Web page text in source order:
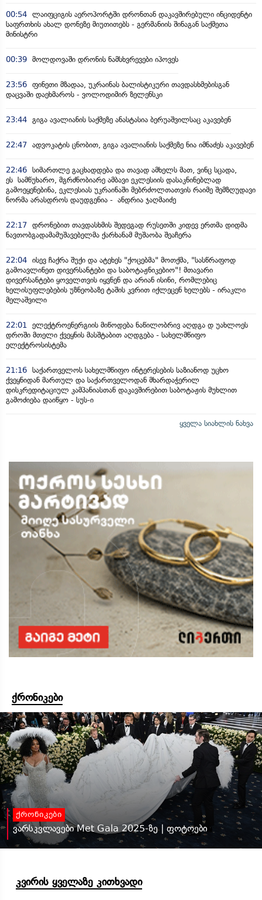
00:54 ლაიფციგის აეროპორტში დრონთან დაკავშირებული ინციდენტი
საფრთხის ახალ დონეზე მიუთითებს - გერმანიის შინაგან საქმეთა
მინისტრი
00:39 მოლდოვაში დრონის ნამსხვრევები იპოვეს
23:56 ფინეთი მზადაა, უკრაინას ბალისტიკური თავდასხმებისგან
დაცვაში დაეხმაროს - ვოლოდიმირ ზელენსკი
23:44 გიგა ავალიანის საქმეზე ანასტასია ბერუაშვილსაც აკავებენ
22:47 ადვოკატის ცნობით, გიგა ავალიანის საქმეზე ნია იმნაძეს აკავებენ
22:46 სიმართლე გაცხადდება და თავად ამხელს მათ, ვინც სცადა,
ეს სამწუხარო, მგრძნობიარე ამბავი ეკლესიის დასაკნინებლად
გამოეყენებინა, ეკლესიას უკრაინაში მებრძოლთათვის რაიმე შემზღუდავი
ნორმა არასდროს დაუდგენია - ანდრია ჯაღმაიძე
22:17 დრონებით თავდასხმის შედეგად რუსეთში კიდევ ერთმა დიდმა
ნავთობგადამამუშავებელმა ქარხანამ მუშაობა შეაჩერა
22:04 ისევ ჩაქრა შუქი და ატეხეს "ქოცებმა" მოთქმა, "სასწრაფოდ
გამოავლინეთ დივერსანტები და საბოტაჟნიკებიო"! მთავარი
დივერსანტები ყოველთვის იყვნენ და არიან ისინი, რომლებიც
ხელისუფლებების უზნეობაზე ტაშის კვრით იქლეცენ ხელებს - ირაკლი
მელაშვილი
22:01
ელექტროენერგიის მიწოდება ნაწილობრივ აღდგა დ უახლოეს
დროში მთელი ქვეყნის მასშტაბით აღდგება - სახელმწიფო
ელექტროსისტემა
21:16 საქართველოს სახელმწიფო ინტერესების საზიანოდ უცხო
ქვეყნიდან მართულ და საქართველოდან მხარდაჭერილ
დისკრედიტაციულ კამპანიასთან დაკავშირებით საბოტაჟის მუხლით
გამოძიება დაიწყო - სუს-ი
ყველა სიახლის ნახვა
ქრონიკები
ქრონიკები
ვარსკვლავები Met Gala 2025-ზე | ფოტოები
კვირის ყველაზე კითხვადი